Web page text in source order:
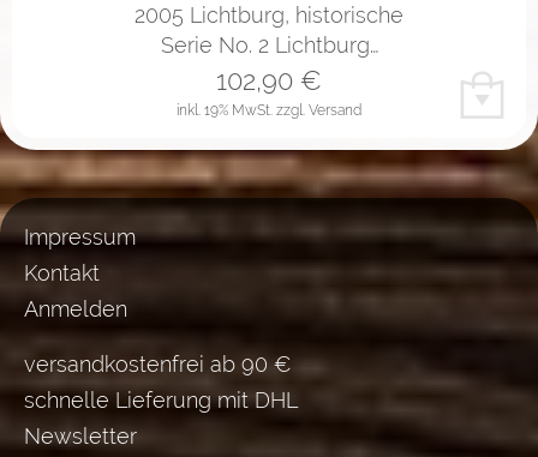
2005 Lichtburg, historische
Serie No. 2 Lichtburg…
inkl. 19% MwSt. zzgl. Versand
102,90 €
Impressum
Kontakt
Anmelden
versandkostenfrei ab 90 €
schnelle Lieferung mit DHL
Newsletter